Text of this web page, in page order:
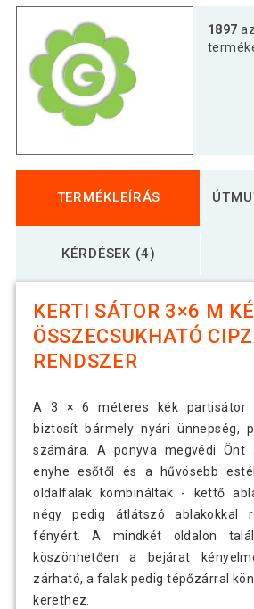
1897
TERMÉKLEÍRÁS
KÉRDÉSEK (4)
KERTI SÁTOR 3×6 M
ÖSSZECSUKHATÓ
RENDSZER
A 3 × 6 méteres kék partisátor
biztosít bármely nyári ünnepség,
számára. A ponyva megvédi
enyhe esőtől és a hűvösebb
oldalfalak kombináltak - kettő
négy pedig átlátszó ablakokkal
fényért. A mindkét oldalon
köszönhetően a bejárat
zárható, a falak pedig tépőzárral
kerethez.